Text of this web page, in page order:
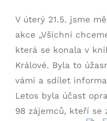
V úterý 21.5. jsme
akce „Všichni
která se konala v
Králové. Byla to
vámi a sdílet
Letos byla účast
98 zájemců, kteří se